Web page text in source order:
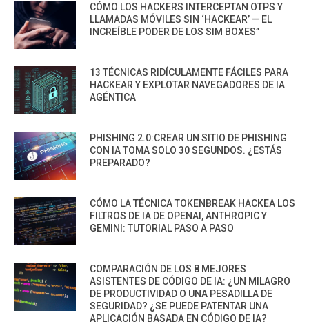
CÓMO LOS HACKERS INTERCEPTAN OTPS Y
LLAMADAS MÓVILES SIN ‘HACKEAR’ — EL
INCREÍBLE PODER DE LOS SIM BOXES”
13 TÉCNICAS RIDÍCULAMENTE FÁCILES PARA
HACKEAR Y EXPLOTAR NAVEGADORES DE IA
AGÉNTICA
PHISHING 2.0:CREAR UN SITIO DE PHISHING
CON IA TOMA SOLO 30 SEGUNDOS. ¿ESTÁS
PREPARADO?
CÓMO LA TÉCNICA TOKENBREAK HACKEA LOS
FILTROS DE IA DE OPENAI, ANTHROPIC Y
GEMINI: TUTORIAL PASO A PASO
COMPARACIÓN DE LOS 8 MEJORES
ASISTENTES DE CÓDIGO DE IA: ¿UN MILAGRO
DE PRODUCTIVIDAD O UNA PESADILLA DE
SEGURIDAD? ¿SE PUEDE PATENTAR UNA
APLICACIÓN BASADA EN CÓDIGO DE IA?